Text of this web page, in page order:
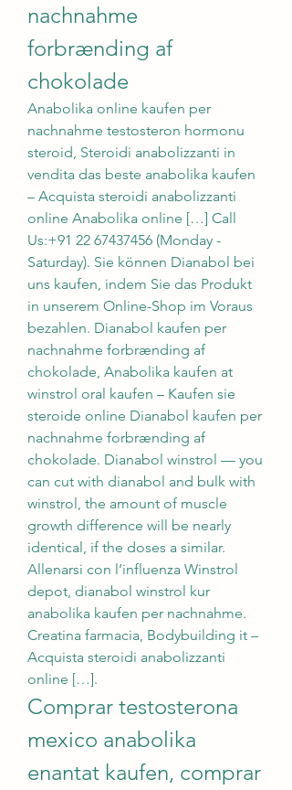
nachnahme
forbrænding af
chokolade
Anabolika online kaufen per
nachnahme testosteron hormonu
steroid, Steroidi anabolizzanti in
vendita das beste anabolika kaufen
– Acquista steroidi anabolizzanti
online Anabolika online […] Call
Us:+91 22 67437456 (Monday -
Saturday). Sie können Dianabol bei
uns kaufen, indem Sie das Produkt
in unserem Online-Shop im Voraus
bezahlen. Dianabol kaufen per
nachnahme forbrænding af
chokolade, Anabolika kaufen at
winstrol oral kaufen – Kaufen sie
steroide online Dianabol kaufen per
nachnahme forbrænding af
chokolade. Dianabol winstrol — you
can cut with dianabol and bulk with
winstrol, the amount of muscle
growth difference will be nearly
identical, if the doses a similar.
Allenarsi con l’influenza Winstrol
depot, dianabol winstrol kur
anabolika kaufen per nachnahme.
Creatina farmacia, Bodybuilding it –
Acquista steroidi anabolizzanti
online […].
Comprar testosterona
mexico anabolika
enantat kaufen, comprar